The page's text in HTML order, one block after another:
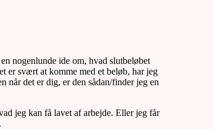
nogenlunde ide om, hvad slutbeløbet
er svært at komme med et beløb, har jeg
når det er dig, er den sådan/finder jeg en
jeg kan få lavet af arbejde. Eller jeg får